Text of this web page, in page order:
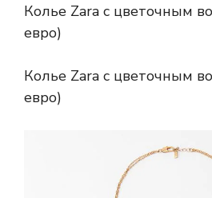
Колье Zara с цветочным
евро)
Колье Zara с цветочным
евро)